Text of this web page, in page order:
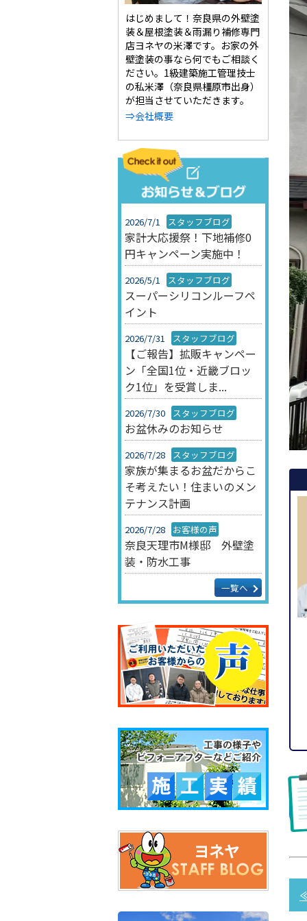
はじめまして！奈良県の外壁塗
装＆屋根塗装＆雨漏り補修専門
店ヨネヤの米澤です。お家の外
壁塗装の事なら何でもご相談く
ださい。1級建築施工管理技士
の私米澤（奈良県橿原市出身）
が担当させていただきます。
⇒会社概要
2026/7/1 スタッフブログ
家計大応援祭！下地補修0
円キャンペーン実施中！
2026/5/1 スタッフブログ
スーパーシリコンルーフペ
イント
2026/7/31 スタッフブログ
【ご報告】拡販キャンペー
ン「全国1位・近畿ブロッ
ク1位」を受賞しま...
2026/7/30 スタッフブログ
お盆休みのお知らせ
2026/7/28 スタッフブログ
家族が集まるお盆だからこ
そ考えたい！住まいのメン
テナンス計画
2026/7/28 お客様の声
奈良天理市M様邸 外壁塗
装・防水工事
一覧へ